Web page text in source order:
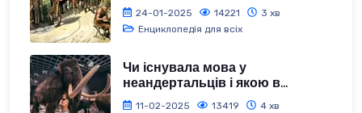
24-01-2025 14221
3 хв
Енциклопедія для всіх
Чи існувала мова у
неандертальців і якою в...
11-02-2025 13419
4 хв